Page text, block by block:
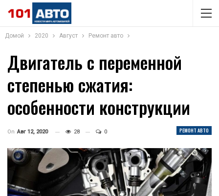
Домой 2020 Август Ремонт авто
Двигатель с переменной
степенью сжатия:
особенности конструкции
РЕМОНТ АВТО
On Авг 12, 2020 28 0